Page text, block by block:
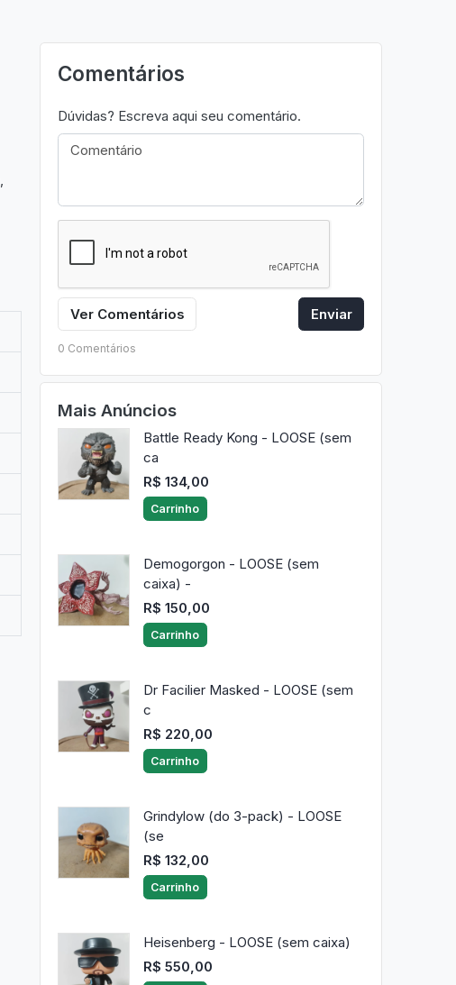
Comentários
Dúvidas? Escreva aqui seu comentário.
Ver Comentários Enviar
0 Comentários
Mais Anúncios
Battle Ready Kong - LOOSE (sem
ca
R$ 134,00
Carrinho
Demogorgon - LOOSE (sem
caixa) -
R$ 150,00
Carrinho
Dr Facilier Masked - LOOSE (sem
c
R$ 220,00
Carrinho
Grindylow (do 3-pack) - LOOSE
(se
R$ 132,00
Carrinho
Heisenberg - LOOSE (sem caixa)
R$ 550,00